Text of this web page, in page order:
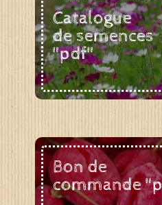
Catalogue
de semences
"pdf"
Bon de
commande